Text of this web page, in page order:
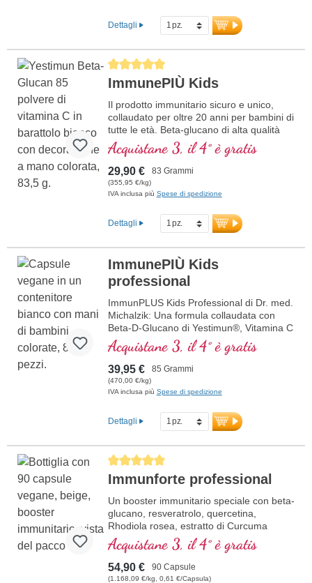
Dettagli
Average rating of 5 out of 5 stars
ImmunePIÙ Kids
Il prodotto immunitario sicuro e unico,
collaudato per oltre 20 anni per bambini di
tutte le età. Beta-glucano di alta qualità
prodotto in Germania con il massimo
grado di purezza. Polvere di ciliegia
Acerola biologica come fonte ottimale
naturale di vitamina C e inulina biologica.
Buon sapore senza additivi, può essere
gli adulti possono assumere con successo
questo prodotto.
Acquistane 3, il 4° è gratis
29,90 € 83 Grammi
(355,95 €/kg)
IVA inclusa più Spese di spedizione
Dettagli
ImmunePIÙ Kids
professional
ImmunPLUS Kids Professional di Dr. med.
Michalzik: Una formula collaudata con
Beta-D-Glucano di Yestimun®, Vitamina C
naturale da Acerola bio, Vitamina D3
vegana e Zinco organicamente legato.
Progettato specificamente per bambini,
supporta il sistema immunitario in modo
mirato e sicuro. Contiene anche Inulina
L'Inulina migliora la flora intestinale.
Sviluppato da medici. Sigillatura senza
garantiscono la massima qualità. Gusto
gradevole, perfetto per essere mescolato
in succo, yogurt, latte, acqua o assunto
ulteriori informazioni su ImmunPLUS
Kids Professional
Acquistane 3, il 4° è gratis
39,95 € 85 Grammi
(470,00 €/kg)
IVA inclusa più Spese di spedizione
Dettagli
Average rating of 5 out of 5 stars
Immunforte professional
Un booster immunitario speciale con beta-
glucano, resveratrolo, quercetina,
Rhodiola rosea, estratto di Curcuma
longa, EGCG ed estratto di piperina.
Vitamina D3, vitamina C, selenio e zinco
supportano un sistema immunitario sano.
Acquistane 3, il 4° è gratis
54,90 € 90 Capsule
(1.168,09 €/kg, 0,61 €/Capsula)